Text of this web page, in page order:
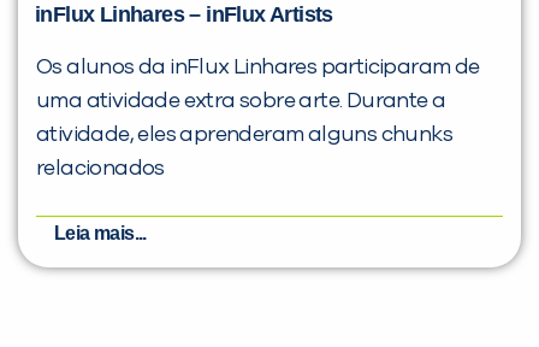
inFlux Linhares – inFlux Artists
Os alunos da inFlux Linhares participaram de
uma atividade extra sobre arte. Durante a
atividade, eles aprenderam alguns chunks
relacionados
Leia mais...